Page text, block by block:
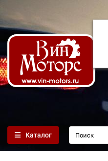
Каталог